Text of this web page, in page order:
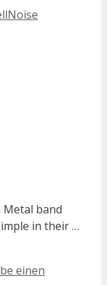
Metal band
in their …
einen